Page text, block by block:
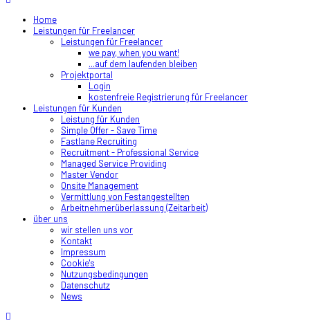
Home
Leistungen für Freelancer
Leistungen für Freelancer
we pay, when you want!
...auf dem laufenden bleiben
Projektportal
Login
kostenfreie Registrierung für Freelancer
Leistungen für Kunden
Leistung für Kunden
Simple Offer - Save Time
Fastlane Recruiting
Recruitment - Professional Service
Managed Service Providing
Master Vendor
Onsite Management
Vermittlung von Festangestellten
Arbeitnehmerüberlassung (Zeitarbeit)
über uns
wir stellen uns vor
Kontakt
Impressum
Cookie's
Nutzungsbedingungen
Datenschutz
News